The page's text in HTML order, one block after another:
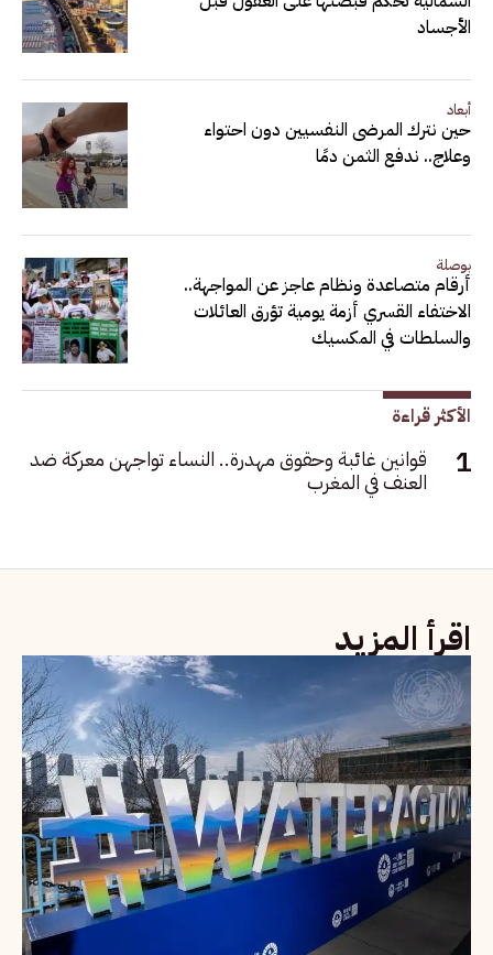
الأجساد
أبعاد
حين نترك المرضى النفسيين دون احتواء
وعلاج.. ندفع الثمن دمًا
بوصلة
أرقام متصاعدة ونظام عاجز عن المواجهة..
الاختفاء القسري أزمة يومية تؤرق العائلات
والسلطات في المكسيك
الأكثر قراءة
قوانين غائبة وحقوق مهدرة.. النساء تواجهن معركة ضد
العنف في المغرب
اقرأ المزيد